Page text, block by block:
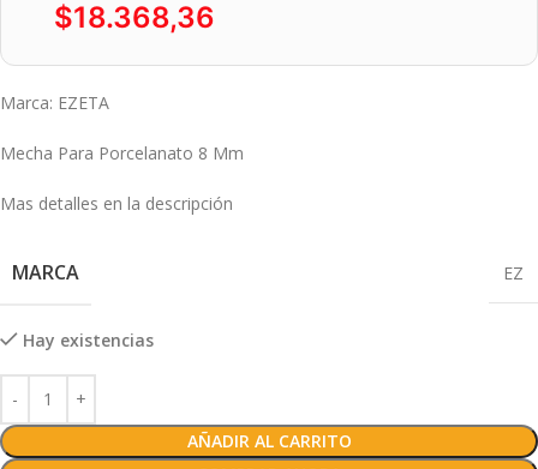
$18.368,36
Marca: EZETA
Mecha Para Porcelanato 8 Mm
Mas detalles en la descripción
MARCA EZ
Hay existencias
AÑADIR AL CARRITO